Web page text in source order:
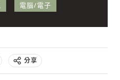
科技
電腦/電子
分享